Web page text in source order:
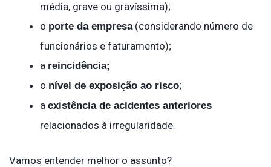
média, grave ou gravíssima);
o porte da empresa(considerando número de
funcionários e faturamento);
a reincidência;
o nível de exposição ao risco;
a existência de acidentes anteriores
relacionados à irregularidade.
Vamos entender melhor o assunto?